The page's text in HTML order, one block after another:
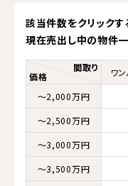
該当件数をクリックす
現在売出し中の物件一
価格
間取り ワ
～2,000万円
～2,500万円
～3,000万円
～3,500万円